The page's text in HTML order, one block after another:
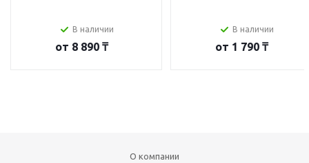
В наличии
от 8 890 ₸
В наличии
от 1 790 ₸
О компании